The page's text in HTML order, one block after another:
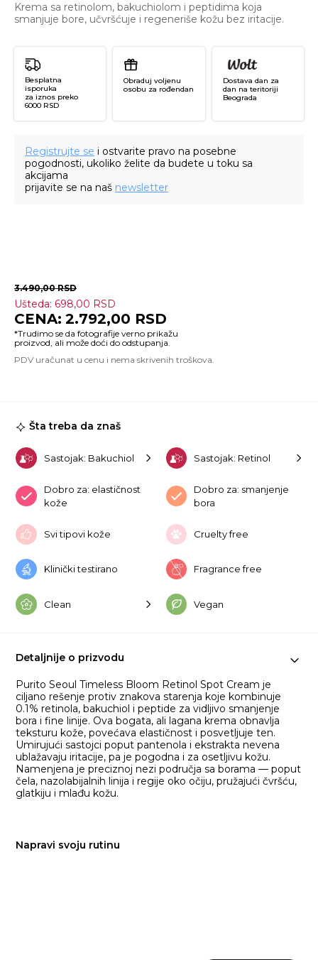
Krema sa retinolom, bakuchiolom i peptidima koja
smanjuje bore, učvršćuje i regeneriše kožu bez iritacije.
Besplatna
isporuka
za iznos preko
6000 RSD
Obraduj voljenu
osobu za rođendan
Dostava dan za
dan na teritoriji
Beograda
Registrujte se i ostvarite pravo na posebne
pogodnosti, ukoliko želite da budete u toku sa
akcijama
prijavite se na naš newsletter
3.490,00RSD
Ušteda: 698,00 RSD
2.792,00 RSD
Šta treba da znaš
Sastojak: Bakuchiol Sastojak: Retinol
Dobro za: elastičnost
kože
Dobro za: smanjenje
bora
Svi tipovi kože Cruelty free
Klinički testirano Fragrance free
Clean Vegan
Detaljnije o prizvodu
Purito Seoul Timeless Bloom Retinol Spot Cream je
ciljano rešenje protiv znakova starenja koje kombinuje
0.1% retinola, bakuchiol i peptide za vidljivo smanjenje
bora i fine linije. Ova bogata, ali lagana krema obnavlja
teksturu kože, povećava elastičnost i posvetljuje ten.
Umirujući sastojci poput pantenola i ekstrakta nevena
ublažavaju iritacije, pa je pogodna i za osetljivu kožu.
Namenjena je preciznoj nezi područja sa borama — poput
čela, nazolabijalnih linija i regije oko očiju, pružajući čvršću,
glatkiju i mlađu kožu.
Napravi svoju rutinu